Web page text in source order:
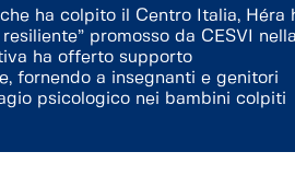
ha colpito il Centro Italia, Héra
promosso da CESVI nella
ha offerto supporto
fornendo a insegnanti e genitori
psicologico nei bambini colpiti